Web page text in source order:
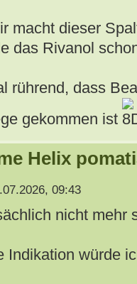
macht dieser
das Rivanol
rührend, dass
gekommen ist
Helix
09:43
nicht mehr
Indikation würde